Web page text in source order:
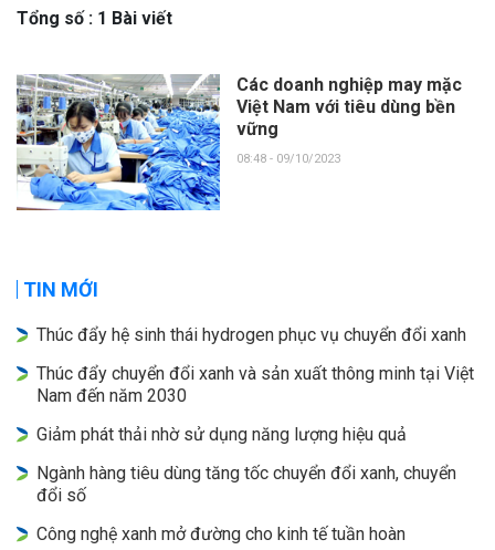
Tổng số : 1 Bài viết
Các doanh nghiệp may mặc
Việt Nam với tiêu dùng bền
vững
08:48 - 09/10/2023
TIN MỚI
Thúc đẩy hệ sinh thái hydrogen phục vụ chuyển đổi xanh
Thúc đẩy chuyển đổi xanh và sản xuất thông minh tại Việt
Nam đến năm 2030
Giảm phát thải nhờ sử dụng năng lượng hiệu quả
Ngành hàng tiêu dùng tăng tốc chuyển đổi xanh, chuyển
đổi số
Công nghệ xanh mở đường cho kinh tế tuần hoàn